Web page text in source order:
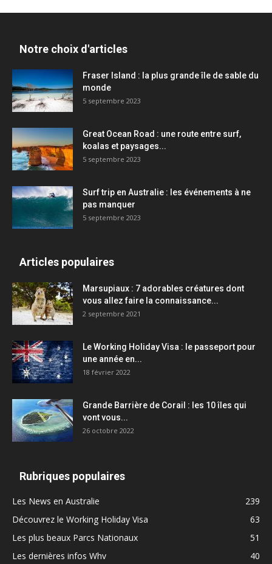
Notre choix d'articles
Fraser Island : la plus grande île de sable du
monde
5 septembre 2023
Great Ocean Road : une route entre surf,
koalas et paysages...
5 septembre 2023
Surf trip en Australie : les événements à ne
pas manquer
5 septembre 2023
Articles populaires
Marsupiaux : 7 adorables créatures dont
vous allez faire la connaissance...
2 septembre 2021
Le Working Holiday Visa : le passeport pour
une année en...
18 février 2022
Grande Barrière de Corail : les 10 îles qui
vont vous...
26 octobre 2022
Rubriques populaires
Les News en Australie
239
Découvrez le Working Holiday Visa
63
Les plus beaux Parcs Nationaux
51
Les dernières infos Whv
40